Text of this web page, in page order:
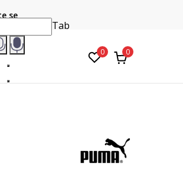
u prodavnici po vašem
se
Tab
0 0